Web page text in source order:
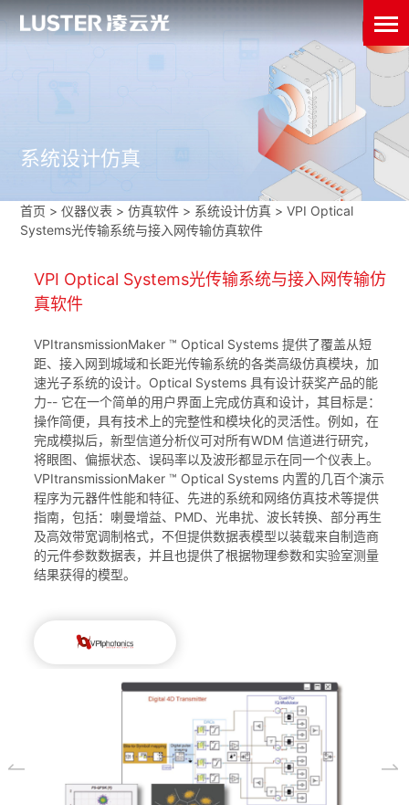
系统设计仿真
首页 >仪器仪表 >仿真软件 > 系统设计仿真 >VPI Optical
Systems光传输系统与接入网传输仿真软件
VPI Optical Systems光传输系统与接入网传输仿
真软件
VPItransmissionMaker ™ Optical Systems 提供了覆盖从短
距、接入网到城域和长距光传输系统的各类高级仿真模块，加
速光子系统的设计。Optical Systems 具有设计获奖产品的能
力-- 它在一个简单的用户界面上完成仿真和设计，其目标是：
操作简便，具有技术上的完整性和模块化的灵活性。例如，在
完成模拟后，新型信道分析仪可对所有WDM 信道进行研究，
将眼图、偏振状态、误码率以及波形都显示在同一个仪表上。
VPItransmissionMaker ™ Optical Systems 内置的几百个演示
程序为元器件性能和特征、先进的系统和网络仿真技术等提供
指南，包括：喇曼增益、PMD、光串扰、波长转换、部分再生
及高效带宽调制格式，不但提供数据表模型以装载来自制造商
的元件参数数据表，并且也提供了根据物理参数和实验室测量
结果获得的模型。